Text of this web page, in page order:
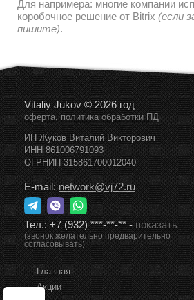
Для напримера: многие компании
коробочное решение от Bitrix (если
пишите).
Vitaliy Jukov © 2026 год
оферта,политика обработки ПД
ИП Жуков Виталий Викторович
ИНН 861006791093
ОГРНИП 315861700012040
E-mail:network@vj72.ru
Тел.:+7 (932) ***-**-**-показать
(звонок желательно предварительно
согласовывать)
Главная
Акции